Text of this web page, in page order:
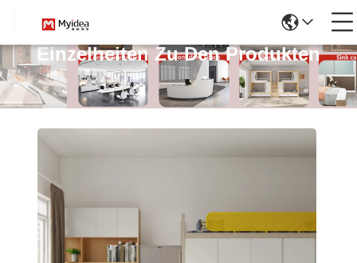
Einzelheiten Zu Den Produkten